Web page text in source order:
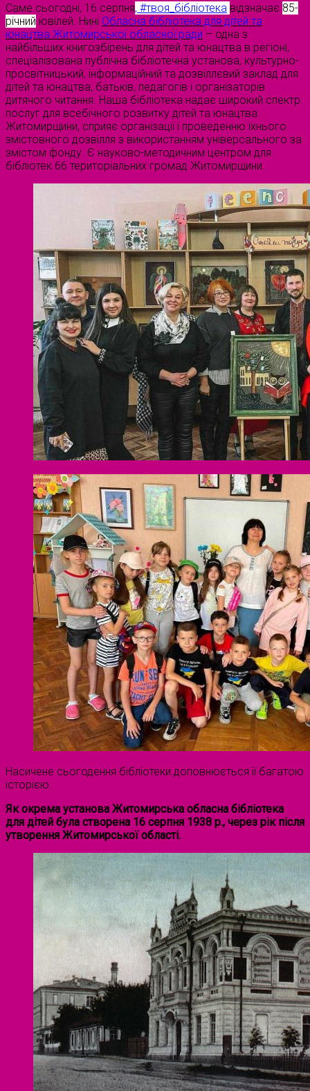
Саме сьогодні, 16 серпня, #твоя_бібліотека відзначає 85-
річний ювілей. Нині Обласна бібліотека для дітей та
юнацтва Житомирської обласної ради – одна з
найбільших книгозбірень для дітей та юнацтва в регіоні,
спеціалізована публічна бібліотечна установа, культурно-
просвітницький, інформаційний та дозвіллєвий заклад для
дітей та юнацтва, батьків, педагогів і організаторів
дитячого читання. Наша бібліотека надає широкий спектр
послуг для всебічного розвитку дітей та юнацтва
Житомирщини, сприяє організації і проведенню їхнього
змістовного дозвілля з використанням універсального за
змістом фонду. Є науково-методичним центром для
бібліотек 66 територіальних громад Житомирщини.
Насичене сьогодення бібліотеки доповнюється її багатою
історією.
Як окрема установа Житомирська обласна бібліотека
для дітей була створена 16 серпня 1938 р., через рік після
утворення Житомирської області.